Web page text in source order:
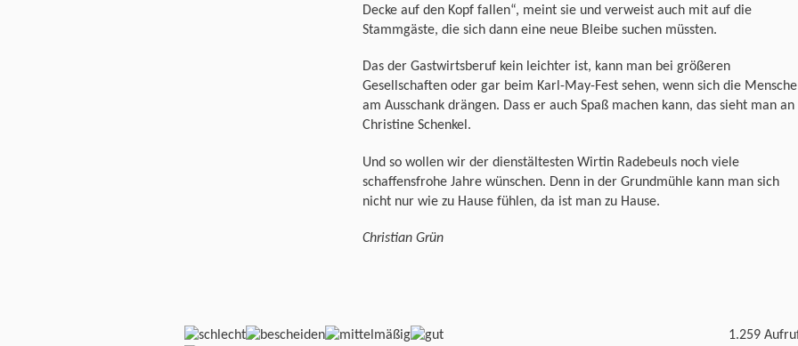
Decke auf den Kopf fallen“, meint sie und verweist auch mit auf die
Stammgäste, die sich dann eine neue Bleibe suchen müssten.
Das der Gastwirtsberuf kein leichter ist, kann man bei größeren
Gesellschaften oder gar beim Karl-May-Fest sehen, wenn sich die
am Ausschank drängen. Dass er auch Spaß machen kann, das sieht man an
Christine Schenkel.
Und so wollen wir der dienstältesten Wirtin Radebeuls noch viele
schaffensfrohe Jahre wünschen. Denn in der Grundmühle kann man sich
nicht nur wie zu Hause fühlen, da ist man zu Hause.
Christian Grün
1.259